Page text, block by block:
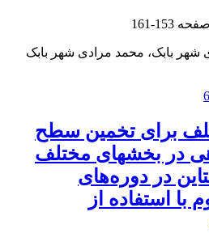
153-161
شهر بابک، محمد مرادی شهر بابک
برای تخمین سطح
زیر منحنی شیردهی در بخش‎های مختلف
در دوره‌های
استفاده از